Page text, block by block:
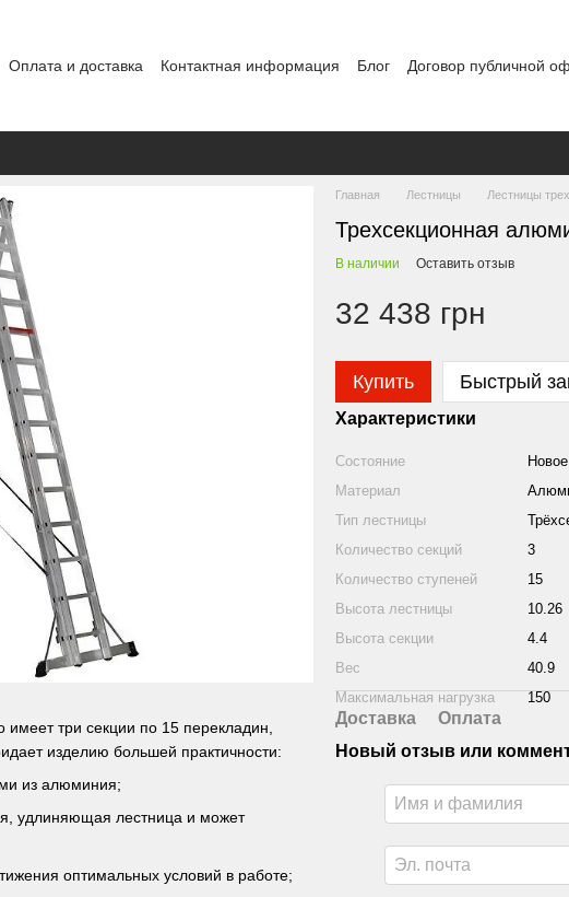
Оплата и доставка Контактная информация Блог
Договор публичной
три секции по 15 перекладин,
изделию большей практичности:
из алюминия;
удлиняющая лестница и может
оптимальных условий в работе;
Главная Лестницы Лестницы
Трехсекционная
В наличии Оставить отзыв
32 438 грн
Купить Быстрый
Характеристики
Состояние
Новое
Материал
Тип лестницы
Количество секций
3
Количество ступеней
15
Высота лестницы
10.26
Высота секции
4.4
Вес
40.9
Максимальная нагрузка
150
Доставка
Оплата
Новый отзыв или